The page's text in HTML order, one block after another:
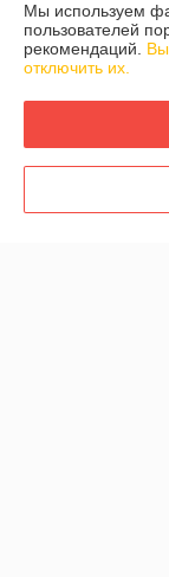
О нас
Доставка и
График работы
Мы используем
пользователей
рекомендаций.
отключить их.